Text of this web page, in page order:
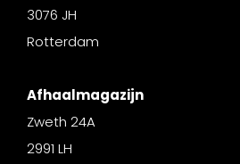
3076 JH
Rotterdam
Afhaalmagazijn
Zweth 24A
2991 LH